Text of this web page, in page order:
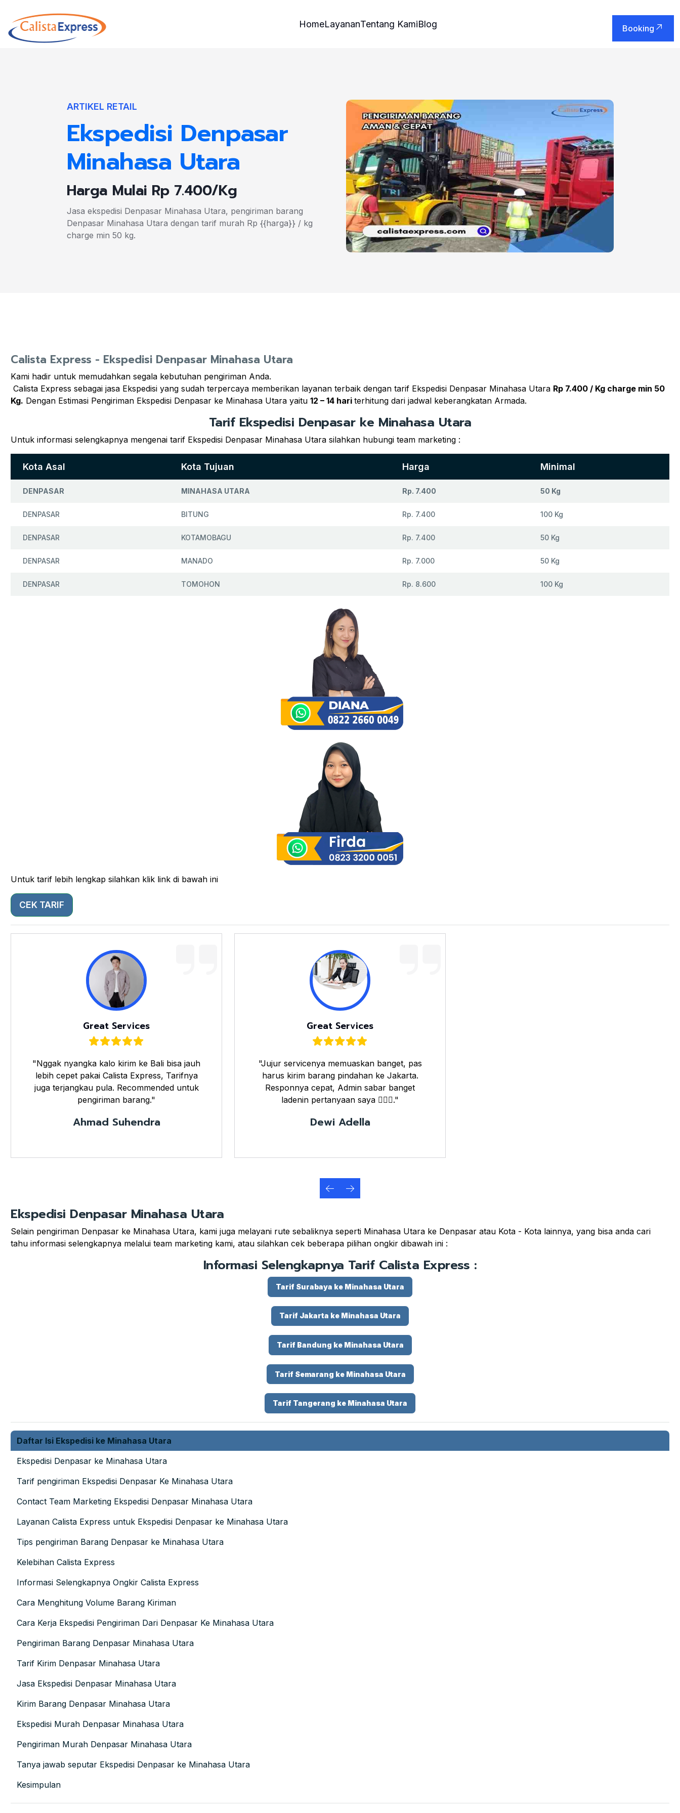
HomeLayananTentang KamiBlog Booking
ARTIKEL RETAIL
Ekspedisi Denpasar
Minahasa Utara
Harga Mulai Rp 7.400/Kg
Jasa ekspedisi Denpasar Minahasa Utara, pengiriman barang
Denpasar Minahasa Utara dengan tarif murah Rp {{harga}} / kg
charge min 50 kg.
Calista Express - Ekspedisi Denpasar Minahasa Utara
Kami hadir untuk memudahkan segala kebutuhan pengiriman Anda.
Calista Express sebagai jasa Ekspedisi yang sudah terpercaya memberikan layanan terbaik dengan tarif Ekspedisi Denpasar Minahasa Utara Rp 7.400 / Kg charge min 50
Kg. Dengan Estimasi Pengiriman Ekspedisi Denpasar ke Minahasa Utara yaitu 12 – 14 hari terhitung dari jadwal keberangkatan Armada.
Tarif Ekspedisi Denpasar ke Minahasa Utara
Untuk informasi selengkapnya mengenai tarif Ekspedisi Denpasar Minahasa Utara silahkan hubungi team marketing :
Kota Asal Kota Tujuan Harga Minimal
DENPASAR MINAHASA UTARA Rp. 7.400 50 Kg
DENPASAR BITUNG Rp. 7.400 100 Kg
DENPASAR KOTAMOBAGU Rp. 7.400 50 Kg
DENPASAR MANADO Rp. 7.000 50 Kg
DENPASAR TOMOHON Rp. 8.600 100 Kg
Untuk tarif lebih lengkap silahkan klik link di bawah ini
CEK TARIF
Great Services
"Nggak nyangka kalo kirim ke Bali bisa jauh
lebih cepet pakai Calista Express, Tarifnya
juga terjangkau pula. Recommended untuk
pengiriman barang."
Ahmad Suhendra
Great Services
"Jujur servicenya memuaskan banget, pas
harus kirim barang pindahan ke Jakarta.
Responnya cepat, Admin sabar banget
ladenin pertanyaan saya 👌🏼🤗."
Dewi Adella
Ekspedisi Denpasar Minahasa Utara
Selain pengiriman Denpasar ke Minahasa Utara, kami juga melayani rute sebaliknya seperti Minahasa Utara ke Denpasar atau Kota - Kota lainnya, yang bisa anda cari
tahu informasi selengkapnya melalui team marketing kami, atau silahkan cek beberapa pilihan ongkir dibawah ini :
Informasi Selengkapnya Tarif Calista Express :
Tarif Surabaya ke Minahasa Utara
Tarif Jakarta ke Minahasa Utara
Tarif Bandung ke Minahasa Utara
Tarif Semarang ke Minahasa Utara
Tarif Tangerang ke Minahasa Utara
Daftar Isi Ekspedisi ke Minahasa Utara
Ekspedisi Denpasar ke Minahasa Utara
Tarif pengiriman Ekspedisi Denpasar Ke Minahasa Utara
Contact Team Marketing Ekspedisi Denpasar Minahasa Utara
Layanan Calista Express untuk Ekspedisi Denpasar ke Minahasa Utara
Tips pengiriman Barang Denpasar ke Minahasa Utara
Kelebihan Calista Express
Informasi Selengkapnya Ongkir Calista Express
Cara Menghitung Volume Barang Kiriman
Cara Kerja Ekspedisi Pengiriman Dari Denpasar Ke Minahasa Utara
Pengiriman Barang Denpasar Minahasa Utara
Tarif Kirim Denpasar Minahasa Utara
Jasa Ekspedisi Denpasar Minahasa Utara
Kirim Barang Denpasar Minahasa Utara
Ekspedisi Murah Denpasar Minahasa Utara
Pengiriman Murah Denpasar Minahasa Utara
Tanya jawab seputar Ekspedisi Denpasar ke Minahasa Utara
Kesimpulan